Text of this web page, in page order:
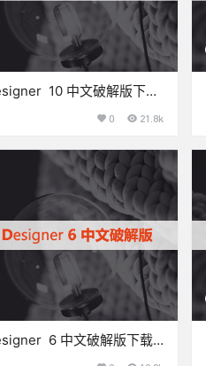
10 中文破解版下载
0 21.8k
6 中文破解版下载